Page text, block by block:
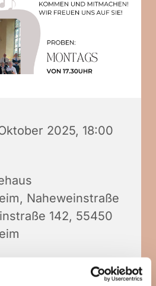
2025, 18:00
Naheweinstraße
142, 55450